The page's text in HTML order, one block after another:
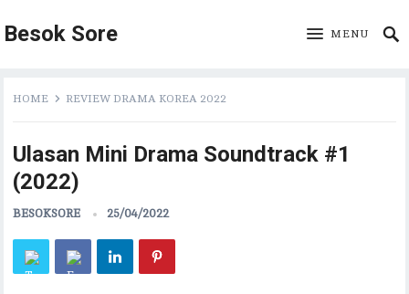
Besok Sore MENU
HOME REVIEW DRAMA KOREA 2022
Ulasan Mini Drama Soundtrack #1
(2022)
BESOKSORE 25/04/2022